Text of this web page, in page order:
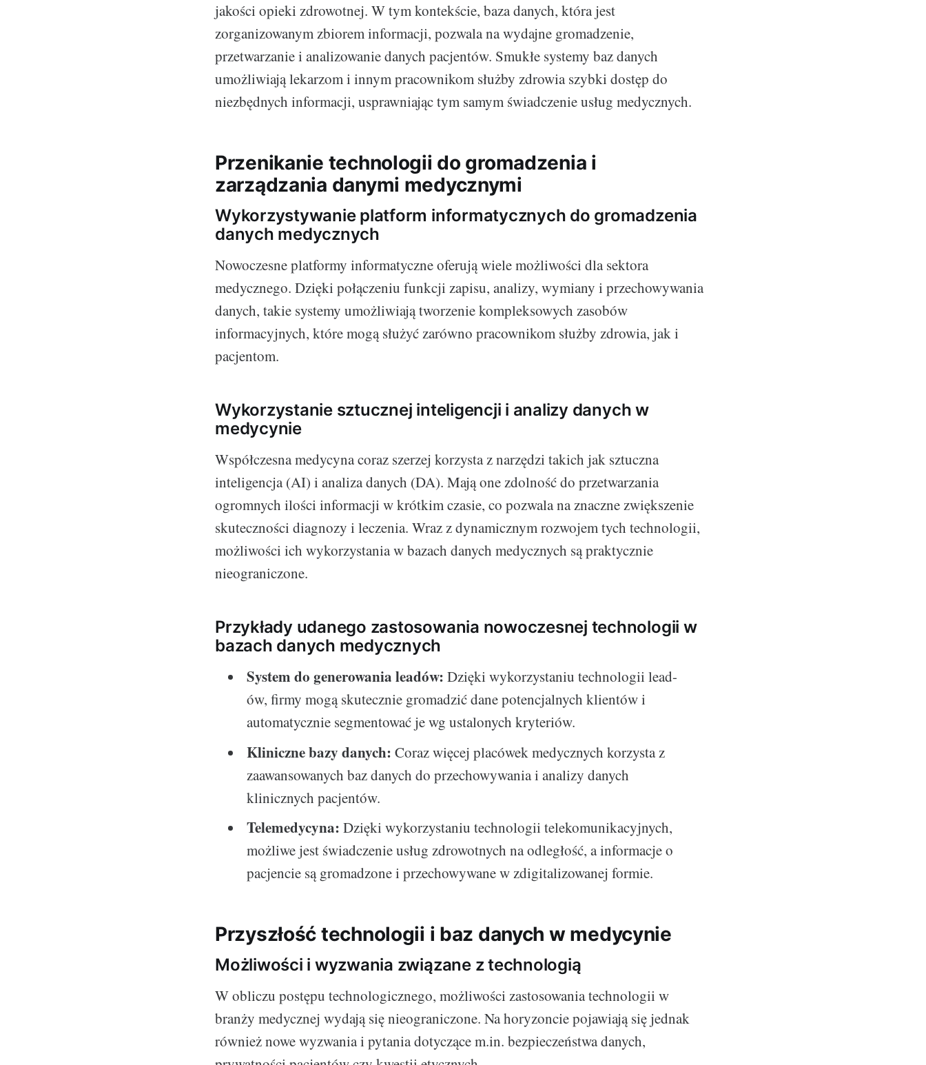
jakości opieki zdrowotnej. W tym kontekście, baza danych, która jest
zorganizowanym zbiorem informacji, pozwala na wydajne gromadzenie,
przetwarzanie i analizowanie danych pacjentów. Smukłe systemy baz danych
umożliwiają lekarzom i innym pracownikom służby zdrowia szybki dostęp do
niezbędnych informacji, usprawniając tym samym świadczenie usług medycznych.
Przenikanie technologii do gromadzenia i
zarządzania danymi medycznymi
Wykorzystywanie platform informatycznych do gromadzenia
danych medycznych
Nowoczesne platformy informatyczne oferują wiele możliwości dla sektora
medycznego. Dzięki połączeniu funkcji zapisu, analizy, wymiany i przechowywania
danych, takie systemy umożliwiają tworzenie kompleksowych zasobów
informacyjnych, które mogą służyć zarówno pracownikom służby zdrowia, jak i
pacjentom.
Wykorzystanie sztucznej inteligencji i analizy danych w
medycynie
Współczesna medycyna coraz szerzej korzysta z narzędzi takich jak sztuczna
inteligencja (AI) i analiza danych (DA). Mają one zdolność do przetwarzania
ogromnych ilości informacji w krótkim czasie, co pozwala na znaczne zwiększenie
skuteczności diagnozy i leczenia. Wraz z dynamicznym rozwojem tych technologii,
możliwości ich wykorzystania w bazach danych medycznych są praktycznie
nieograniczone.
Przykłady udanego zastosowania nowoczesnej technologii w
bazach danych medycznych
System do generowania leadów: Dzięki wykorzystaniu technologii lead-
ów, firmy mogą skutecznie gromadzić dane potencjalnych klientów i
automatycznie segmentować je wg ustalonych kryteriów.
Kliniczne bazy danych: Coraz więcej placówek medycznych korzysta z
zaawansowanych baz danych do przechowywania i analizy danych
klinicznych pacjentów.
Telemedycyna: Dzięki wykorzystaniu technologii telekomunikacyjnych,
możliwe jest świadczenie usług zdrowotnych na odległość, a informacje o
pacjencie są gromadzone i przechowywane w zdigitalizowanej formie.
Przyszłość technologii i baz danych w medycynie
Możliwości i wyzwania związane z technologią
W obliczu postępu technologicznego, możliwości zastosowania technologii w
branży medycznej wydają się nieograniczone. Na horyzoncie pojawiają się jednak
również nowe wyzwania i pytania dotyczące m.in. bezpieczeństwa danych,